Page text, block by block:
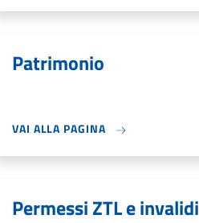
Patrimonio
VAI ALLA PAGINA
Permessi ZTL e invalidi